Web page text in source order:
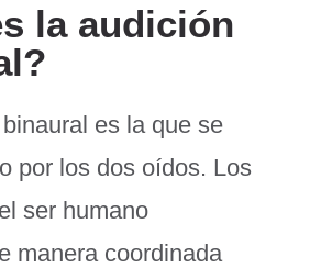
la audición
es la que se
por los dos oídos. Los
ser humano
manera coordinada